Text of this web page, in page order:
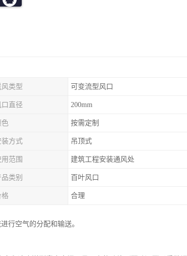
风类型 可变流型风口
口直径 200mm
色 按需定制
装方式 吊顶式
范围 建筑工程安装通风处
品类别 百叶风口
格 合理
行空气的分配和输送。